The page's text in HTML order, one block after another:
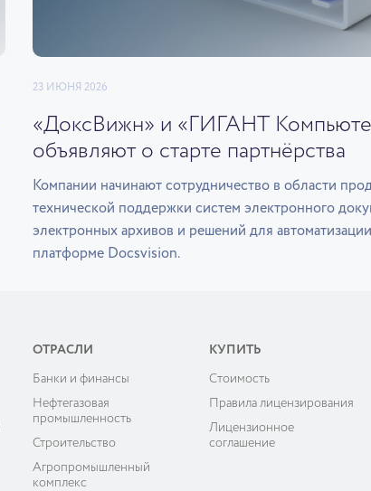
23 ИЮНЯ 2026
«ДоксВижн» и «ГИГАНТ
объявляют о старте партнёрства
Компании начинают сотрудничество в области
технической поддержки систем электронного
электронных архивов и решений для
платформе Docsvision.
ОТРАСЛИ
Банки и финансы
Нефтегазовая
промышленность
Строительство
Агропромышленный
комплекс
КУПИТЬ
Cтоимость
Правила лицензирования
Лицензионное
соглашение